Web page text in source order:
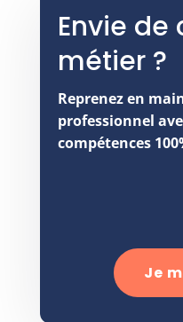
Envie
métier ?
Reprenez en
professionnel
compétences
Je